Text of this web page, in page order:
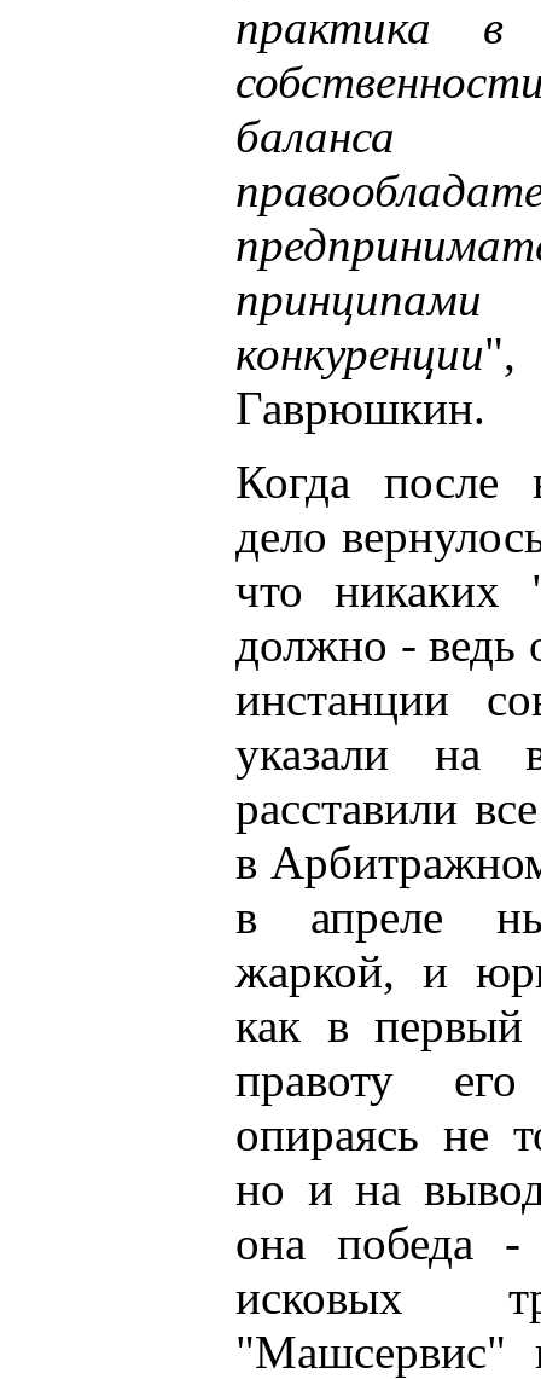
практика в
конкуренции",
Гаврюшкин.
Когда после
дело
что никаких
должно - ведь
инстанции
указали на
расставили
в
в апреле
жаркой, и
как в первый
правоту
опираясь не
но и на
она победа -
исковых
"Машсервис"